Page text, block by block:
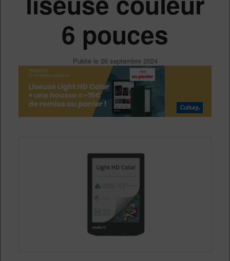
6 pouces
Publié le 26 septembre 2024